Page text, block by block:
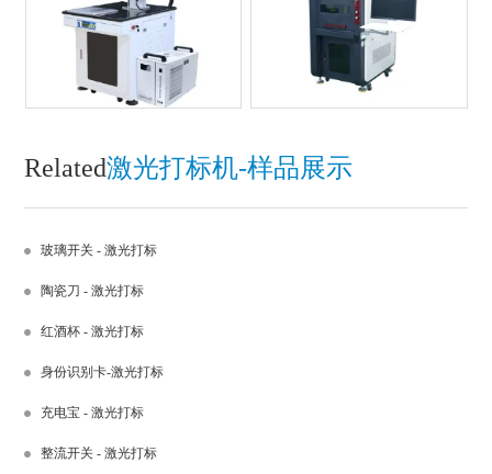
Related激光打标机-样品展示
玻璃开关 - 激光打标
陶瓷刀 - 激光打标
红酒杯 - 激光打标
身份识别卡-激光打标
充电宝 - 激光打标
整流开关 - 激光打标